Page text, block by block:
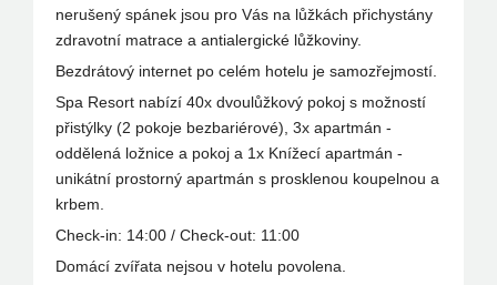
nerušený spánek jsou pro Vás na lůžkách přichystány
zdravotní matrace a antialergické lůžkoviny.
Bezdrátový internet po celém hotelu je samozřejmostí.
Spa Resort nabízí 40x dvoulůžkový pokoj s možností
přistýlky (2 pokoje bezbariérové), 3x apartmán -
oddělená ložnice a pokoj a 1x Knížecí apartmán -
unikátní prostorný apartmán s prosklenou koupelnou a
krbem.
Check-in: 14:00 / Check-out: 11:00
Domácí zvířata nejsou v hotelu povolena.